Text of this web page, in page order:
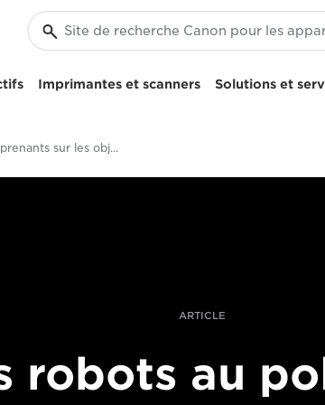
Imprimantes et scanners Solutions et
faits surprenants sur les objectifs de la série L
ARTICLE
robots au